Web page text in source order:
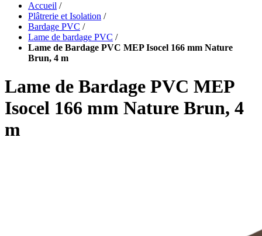
Accueil /
Plâtrerie et Isolation /
Bardage PVC /
Lame de bardage PVC /
Lame de Bardage PVC MEP Isocel 166 mm Nature
Brun, 4 m
Lame de Bardage PVC MEP
Isocel 166 mm Nature Brun, 4
m